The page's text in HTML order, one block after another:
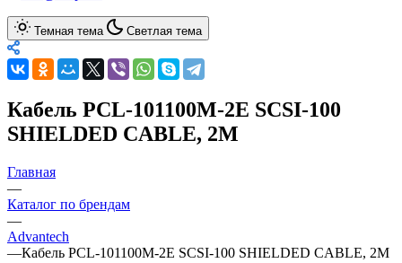
Темная тема Светлая тема
Кабель PCL-101100M-2E SCSI-100
SHIELDED CABLE, 2M
Главная
—
Каталог по брендам
—
Advantech
—Кабель PCL-101100M-2E SCSI-100 SHIELDED CABLE, 2M